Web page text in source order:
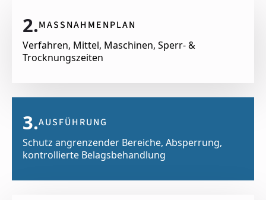
2.MASSNAHMENPLAN
Verfahren, Mittel, Maschinen, Sperr- &
Trocknungszeiten
3.AUSFÜHRUNG
Schutz angrenzender Bereiche, Absperrung,
kontrollierte Belagsbehandlung